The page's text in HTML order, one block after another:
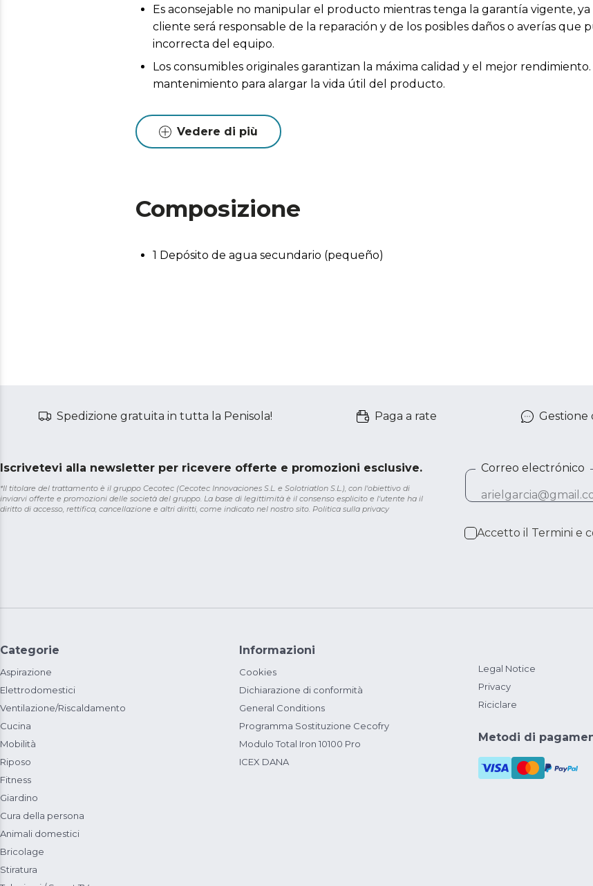
Es aconsejable no manipular el producto mientras tenga la garantía vigente,
cliente será responsable de la reparación y de los posibles daños o averías
incorrecta del equipo.
Los consumibles originales garantizan la máxima calidad y el mejor
mantenimiento para alargar la vida útil del producto.
Vedere di più
Composizione
1 Depósito de agua secundario (pequeño)
Spedizione gratuita in tutta la Penisola! Paga a rate Gestione
Iscrivetevi alla newsletter per ricevere offerte e promozioni esclusive.
*Il titolare del trattamento è il gruppo Cecotec (Cecotec Innovaciones S.L. e Solotriatlon S.L.), con l'obiettivo di
inviarvi offerte e promozioni delle società del gruppo. La base di legittimità è il consenso esplicito e l'utente ha il
diritto di accesso, rettifica, cancellazione e altri diritti, come indicato nel nostro sito. Politica sulla privacy
Correo electrónico
Accetto il Termini e
Categorie
Aspirazione
Elettrodomestici
Ventilazione/Riscaldamento
Cucina
Mobilità
Riposo
Fitness
Giardino
Cura della persona
Animali domestici
Bricolage
Stiratura
Informazioni
Cookies
Dichiarazione di conformità
General Conditions
Programma Sostituzione Cecofry
Modulo Total Iron 10100 Pro
ICEX DANA
Legal Notice
Privacy
Riciclare
Metodi di